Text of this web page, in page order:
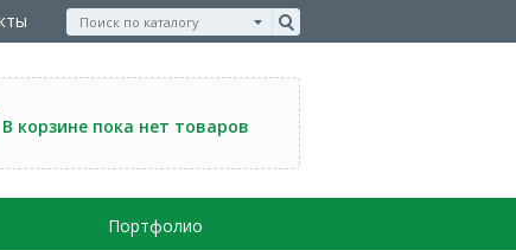
В корзине пока нет товаров
Портфолио